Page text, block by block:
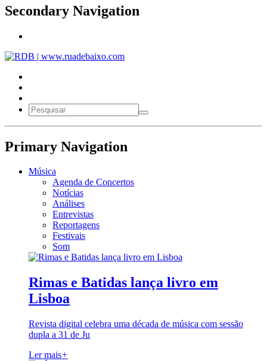
Secondary Navigation
Primary Navigation
Música
Agenda de Concertos
Notícias
Análises
Entrevistas
Reportagens
Festivais
Som
Rimas e Batidas lança livro em
Lisboa
Revista digital celebra uma década de música com sessão
dupla a 31 de Ju
Ler mais+